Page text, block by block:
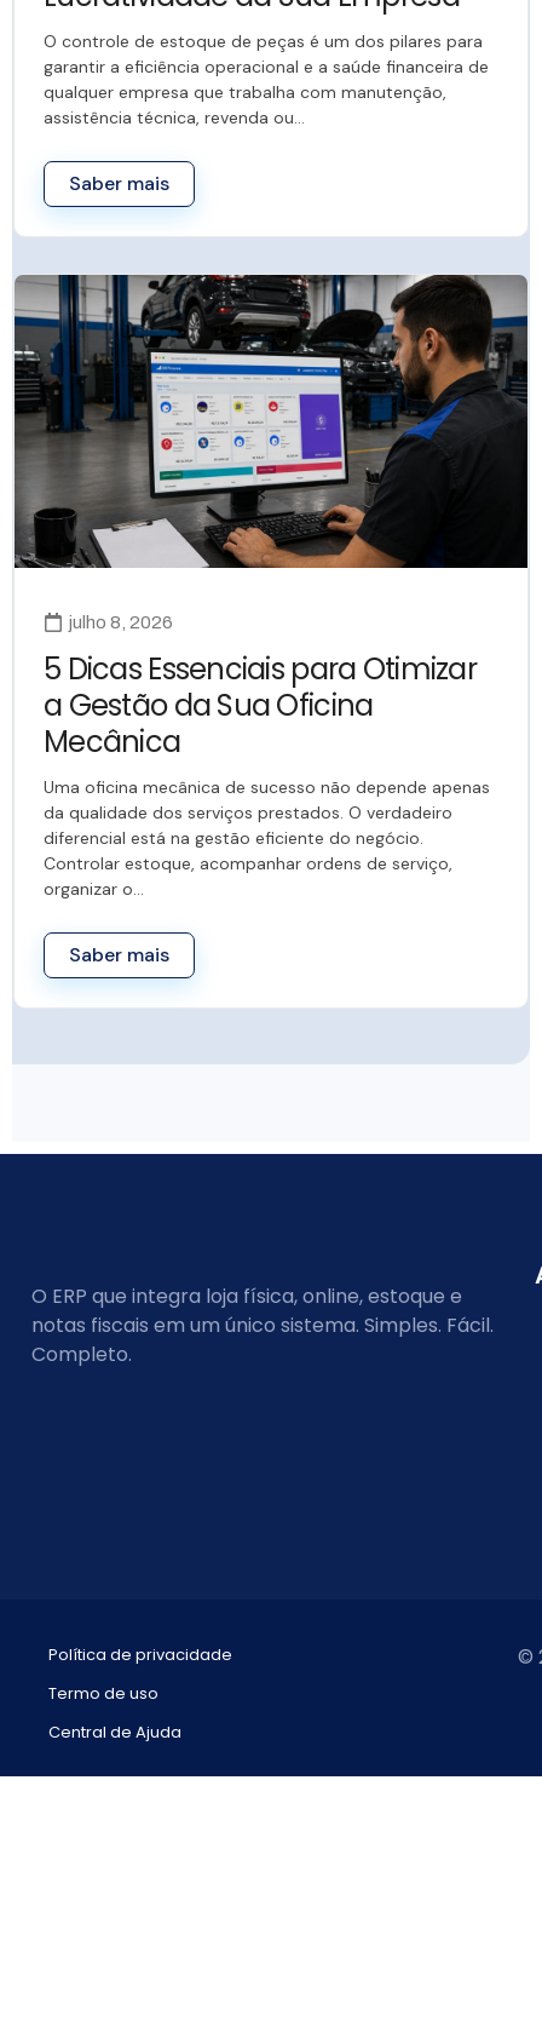
O controle de estoque de peças é um dos pilares para
garantir a eficiência operacional e a saúde financeira de
qualquer empresa que trabalha com manutenção,
assistência técnica, revenda ou…
Saber mais
julho 8, 2026
5 Dicas Essenciais para Otimizar
a Gestão da Sua Oficina
Mecânica
Uma oficina mecânica de sucesso não depende apenas
da qualidade dos serviços prestados. O verdadeiro
diferencial está na gestão eficiente do negócio.
Controlar estoque, acompanhar ordens de serviço,
organizar o…
Saber mais
O ERP que integra loja física, online, estoque e
notas fiscais em um único sistema. Simples. Fácil.
Completo.
Política de privacidade
Termo de uso
Central de Ajuda
©